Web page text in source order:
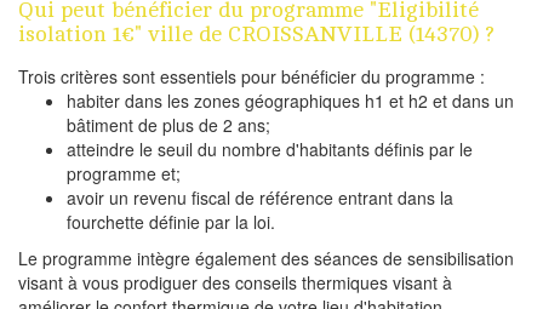
Qui peut bénéficier du programme "Eligibilité
isolation 1€" ville de CROISSANVILLE (14370) ?
Trois critères sont essentiels pour bénéficier du programme :
habiter dans les zones géographiques h1 et h2 et dans un
bâtiment de plus de 2 ans;
atteindre le seuil du nombre d'habitants définis par le
programme et;
avoir un revenu fiscal de référence entrant dans la
fourchette définie par la loi.
Le programme intègre également des séances de sensibilisation
visant à vous prodiguer des conseils thermiques visant à